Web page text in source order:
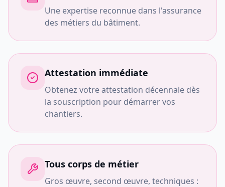
Une expertise reconnue dans l'assurance
des métiers du bâtiment.
Attestation immédiate
Obtenez votre attestation décennale dès
la souscription pour démarrer vos
chantiers.
Tous corps de métier
Gros œuvre, second œuvre, techniques :